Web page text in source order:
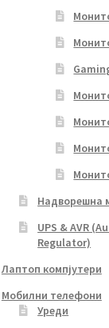
Надворешна
UPS & AVR
Regulator)
Лаптоп компјутери
Мобилни телефони
Уреди